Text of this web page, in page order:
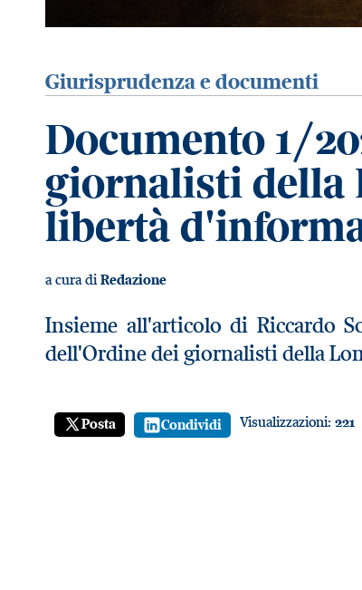
Giurisprudenza e documenti
Documento 1/
giornalisti della
libertà
a cura di Redazione
Insieme all'articolo di Riccardo
dell'Ordine dei giornalisti della
Posta Condividi Visualizzazioni: 221